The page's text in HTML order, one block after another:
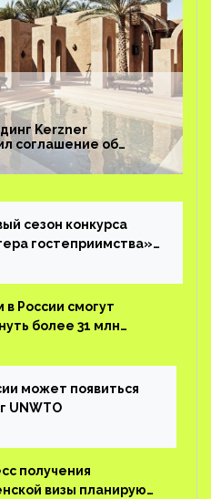
Kerzner
соглашение об
Bab Al Shams Desert
сезон конкурса
гостеприимства»
в России смогут
более 31 млн
может появиться
UNWTO
получения
визы планируют